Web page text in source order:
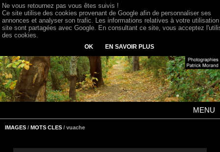
MENU
IMAGES / MOTS CLES / vuache
Ne vous retournez pas vous êtes suivis !
Ce site utilise des cookies provenant de Google afin de personnaliser ses
annonces et analyser son trafic. Les informations relatives à votre
site sont partagées avec Google. En consultant ce site, vous acceptez
des cookies.
OK EN SAVOIR PLUS